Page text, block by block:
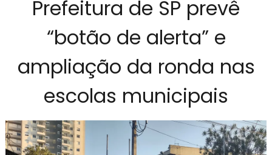
Prefeitura de SP prevê
“botão de alerta” e
ampliação da ronda nas
escolas municipais